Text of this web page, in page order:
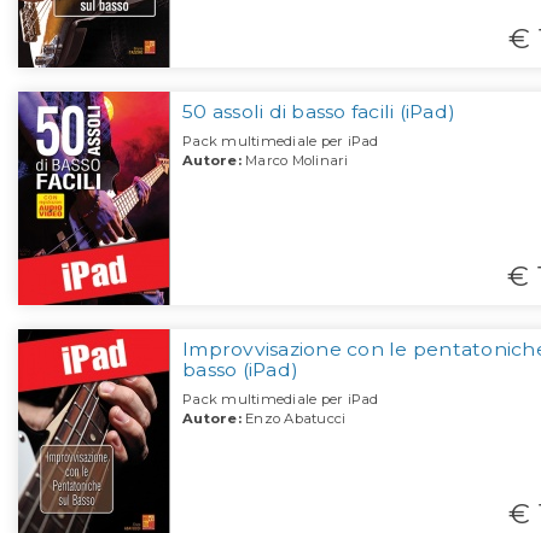
€
50 assoli di basso facili (iPad)
Pack multimediale per iPad
Autore:Marco Molinari
€
Improvvisazione con le
basso (iPad)
Pack multimediale per iPad
Autore:Enzo Abatucci
€